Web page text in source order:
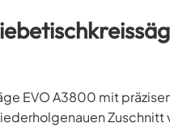
EVO A3800 mit